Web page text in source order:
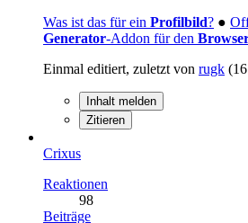
Was ist das für ein Profilbild? ●
Generator-Addon für den
Einmal editiert, zuletzt von rugk (
Inhalt melden
Zitieren
Crixus
Reaktionen
98
Beiträge